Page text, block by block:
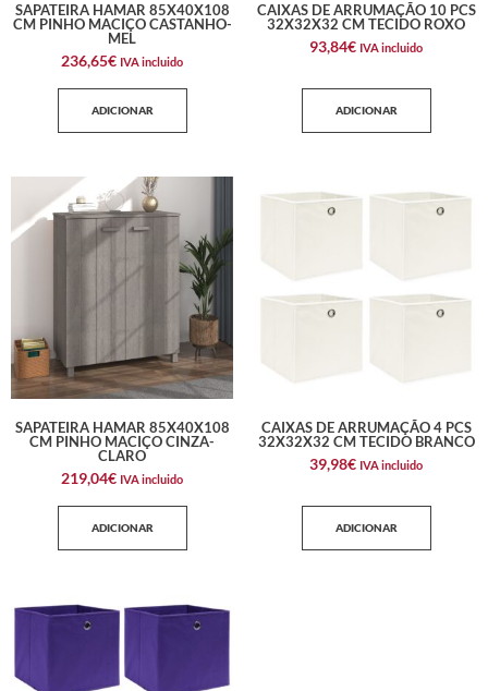
SAPATEIRA HAMAR 85X40X108
CM PINHO MACIÇO CASTANHO-
MEL
236,65€ IVA incluido
ADICIONAR
CAIXAS DE ARRUMAÇÃO 10 PCS
32X32X32 CM TECIDO ROXO
93,84€ IVA incluido
ADICIONAR
SAPATEIRA HAMAR 85X40X108
CM PINHO MACIÇO CINZA-
CLARO
219,04€ IVA incluido
ADICIONAR
CAIXAS DE ARRUMAÇÃO 4 PCS
32X32X32 CM TECIDO BRANCO
39,98€ IVA incluido
ADICIONAR